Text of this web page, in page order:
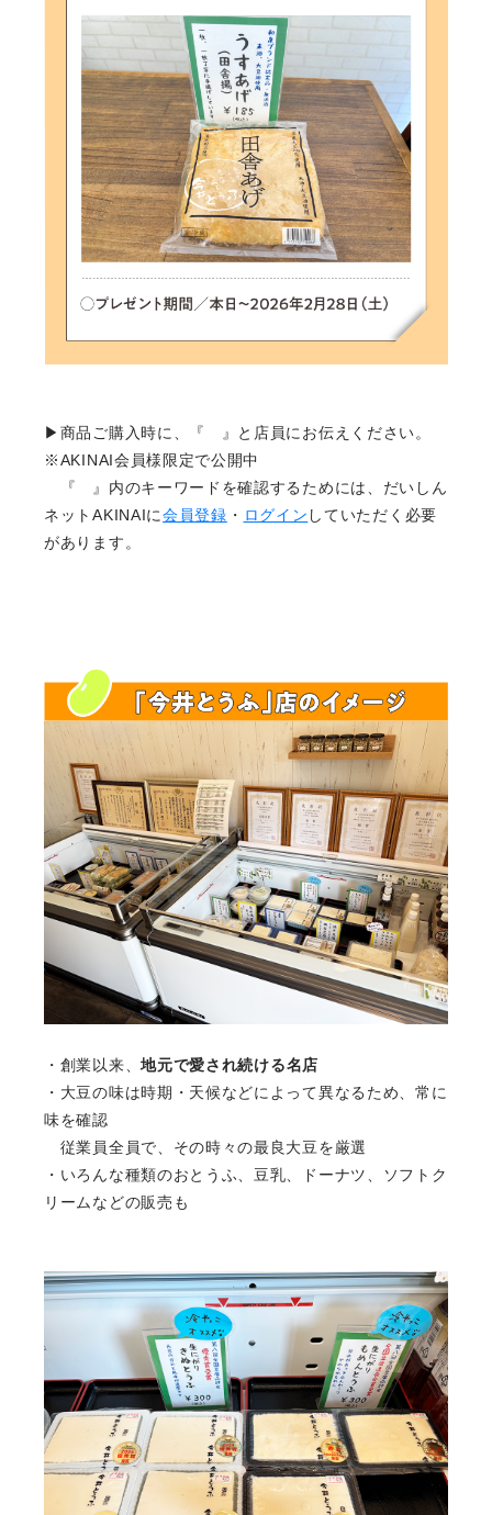
▶商品ご購入時に、『 』と店員にお伝えください。
※AKINAI会員様限定で公開中
『 』内のキーワードを確認するためには、だいしん
ネットAKINAIに会員登録 ・ ログイン していただく必要
があります。
・創業以来、地元で愛され続ける名店
・大豆の味は時期・天候などによって異なるため、常に
味を確認
従業員全員で、その時々の最良大豆を厳選
・いろんな種類のおとうふ、豆乳、ドーナツ、ソフトク
リームなどの販売も